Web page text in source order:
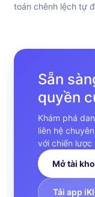
toán chênh lệch tự
Sẵn
quyền
Khám phá
liên hệ
với chiến lược
Mở tài
Tải app